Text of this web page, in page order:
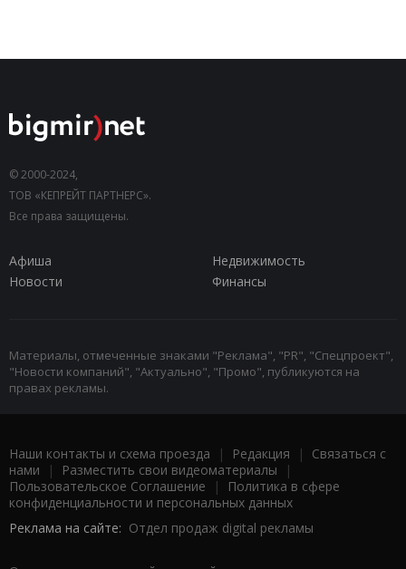
© 2000-2024,
ТОВ «КЕПРЕЙТ ПАРТНЕРС».
Все права защищены.
Афиша
Недвижимость
Новости
Финансы
Материалы, отмеченные знаками "Реклама", "PR", "Спецпроект",
"Новости компаний", "Актуально", "Промо", публикуются на
правах рекламы.
Наши контакты и схема проезда | Редакция | Связаться с
нами | Разместить свои видеоматериалы |
Пользовательское Соглашение |
Политика в сфере
конфиденциальности и персональных данных
Реклама на сайте: Отдел продаж digital рекламы